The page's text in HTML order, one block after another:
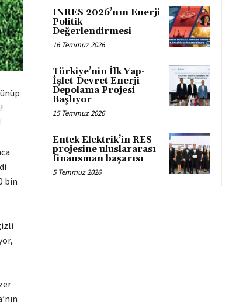
bin
INRES 2026’nın Enerji
Politik
Değerlendirmesi
16 Temmuz 2026
Türkiye’nin İlk Yap-
İşlet-Devret Enerji
Depolama Projesi
Başlıyor
15 Temmuz 2026
Entek Elektrik’in RES
projesine uluslararası
finansman başarısı
5 Temmuz 2026